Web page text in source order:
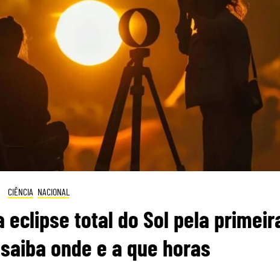
CIÊNCIA NACIONAL
total do Sol pela
onde e a que horas